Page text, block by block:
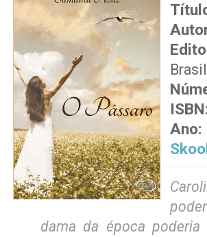
Ano:
dama da época